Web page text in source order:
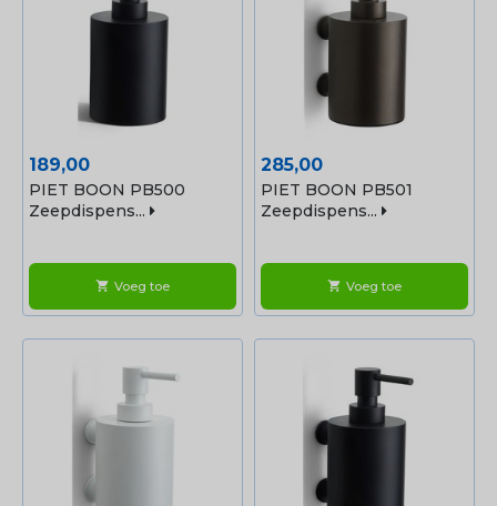
Prijs
189,00
PIET BOON PB500
Zeepdispens...
shopping_cart Voeg toe
Prijs
285,00
PIET BOON PB501
Zeepdispens...
shopping_cart Voeg toe